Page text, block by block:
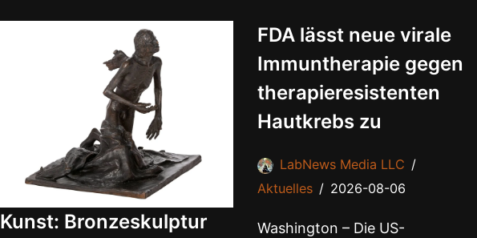
Kunst: Bronzeskulptur
FDA lässt neue virale
Immuntherapie gegen
therapieresistenten
Hautkrebs zu
LabNews Media LLC
Aktuelles
2026-08-06
Washington – Die US-